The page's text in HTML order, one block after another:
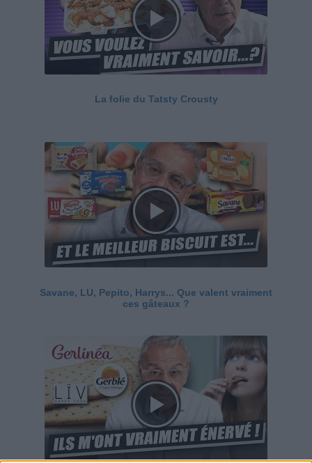
La folie du Tatsty Crousty
Savane, LU, Pepito, Harrys... Que valent vraiment
ces gâteaux ?